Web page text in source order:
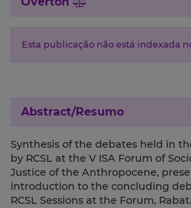
Esta publicação não está indexada
Abstract/Resumo
Synthesis of the debates held in
by RCSL at the V ISA Forum of
Justice of the Anthropocene,
introduction to the concluding
RCSL Sessions at the Forum, Rabat.